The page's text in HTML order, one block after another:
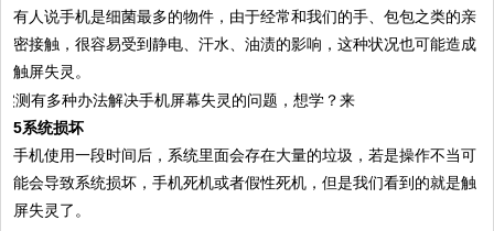
有人说手机是细菌最多的物件，由于经常和我们的手、包包之类的亲
密接触，很容易受到静电、汗水、油渍的影响，这种状况也可能造成
触屏失灵。
5系统损坏
手机使用一段时间后，系统里面会存在大量的垃圾，若是操作不当可
能会导致系统损坏，手机死机或者假性死机，但是我们看到的就是触
屏失灵了。